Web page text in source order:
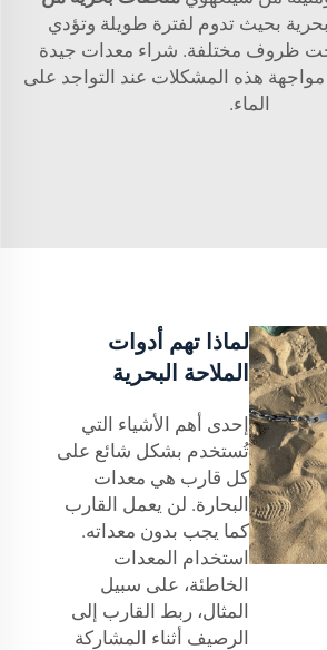
بحيث تدوم لفترة طويلة وتؤدي
ظروف مختلفة. شراء معدات جيدة
هذه المشكلات عند التواجد على
الماء.
لماذا تهم أدوات
الملاحة البحرية
إحدى أهم الأشياء التي
تُستخدم بشكل شائع على
كل قارب هي معدات
البحارة. لن يعمل القارب
كما يجب بدون معداته.
استخدام المعدات
الخاطئة، على سبيل
المثال، ربط القارب إلى
الرصيف أثناء المشاركة